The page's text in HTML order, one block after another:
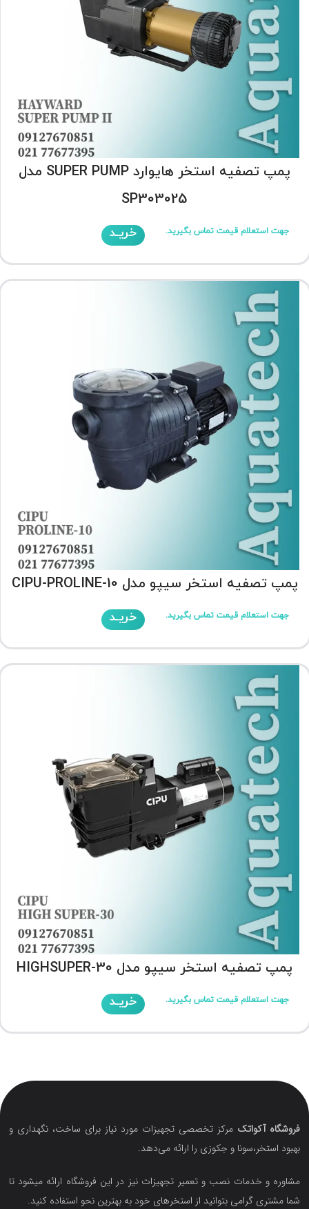
پمپ تصفیه استخر هایوارد SUPER PUMP مدل
SP303025
جهت استعلام قیمت تماس بگیرید. خریـد
پمپ تصفیه استخر سیپو مدل CIPU-PROLINE-10
جهت استعلام قیمت تماس بگیرید. خریـد
پمپ تصفیه استخر سیپو مدل HIGHSUPER-30
جهت استعلام قیمت تماس بگیرید. خریـد
فروشگاه آکواتک مرکز تخصصی تجهیزات مورد نیاز برای ساخت، نگهداری و
بهبود استخر،سونا و جکوزی را ارائه می‌دهد.
مشاوره و خدمات نصب و تعمیر تجهیزات نیز در این فروشگاه ارائه میشود تا
شما مشتری گرامی بتوانید از استخرهای خود به بهترین نحو استفاده کنید.